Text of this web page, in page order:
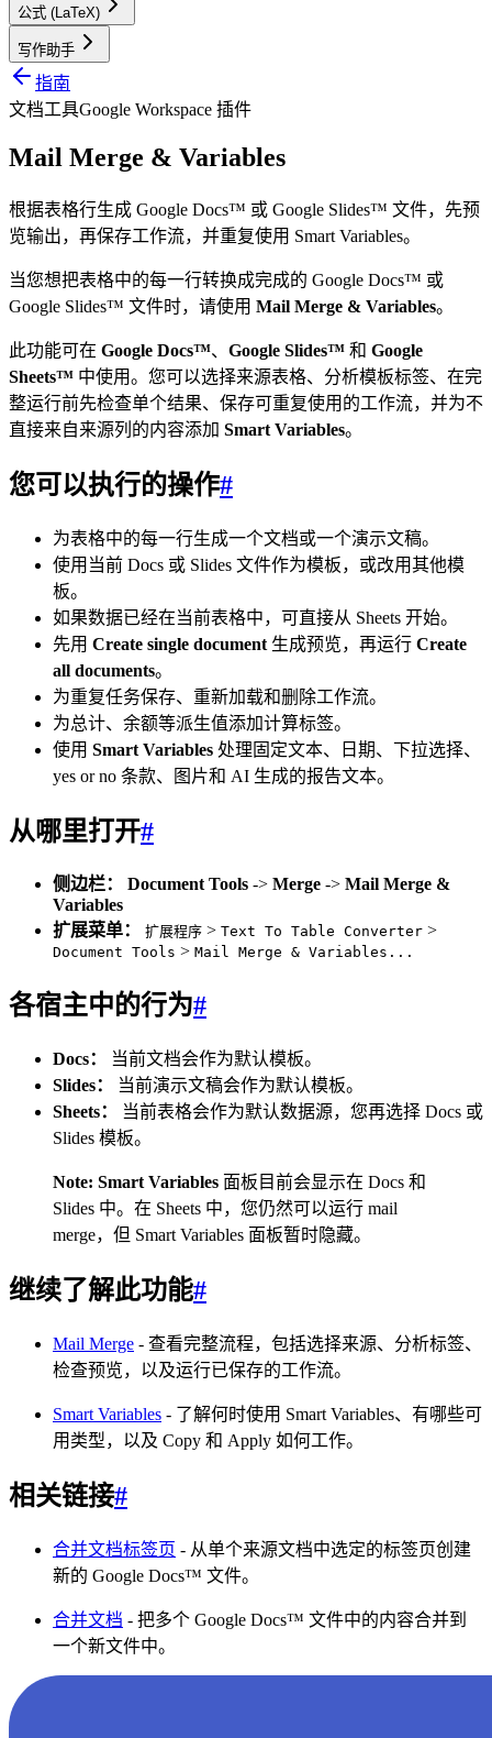
公式 (LaTeX)
写作助手
指南
文档工具Google Workspace 插件
Mail Merge & Variables
根据表格行生成 Google Docs™ 或 Google Slides™ 文件，先预
览输出，再保存工作流，并重复使用 Smart Variables。
当您想把表格中的每一行转换成完成的 Google Docs™ 或
Google Slides™ 文件时，请使用 Mail Merge & Variables。
此功能可在 Google Docs™、 Google Slides™ 和 Google
Sheets™ 中使用。您可以选择来源表格、分析模板标签、在完
整运行前先检查单个结果、保存可重复使用的工作流，并为不
直接来自来源列的内容添加 Smart Variables。
您可以执行的操作#
为表格中的每一行生成一个文档或一个演示文稿。
使用当前 Docs 或 Slides 文件作为模板，或改用其他模
板。
如果数据已经在当前表格中，可直接从 Sheets 开始。
先用 Create single document 生成预览，再运行 Create
all documents。
为重复任务保存、重新加载和删除工作流。
为总计、余额等派生值添加计算标签。
使用 Smart Variables 处理固定文本、日期、下拉选择、
yes or no 条款、图片和 AI 生成的报告文本。
从哪里打开#
侧边栏： Document Tools -> Merge -> Mail Merge &
Variables
扩展菜单：
扩展程序 > Text To Table Converter >
Document Tools > Mail Merge & Variables...
各宿主中的行为#
Docs：
当前文档会作为默认模板。
Slides：
当前演示文稿会作为默认模板。
Sheets：
当前表格会作为默认数据源，您再选择 Docs 或
Slides 模板。
Note: Smart Variables 面板目前会显示在 Docs 和
Slides 中。在 Sheets 中，您仍然可以运行 mail
merge，但 Smart Variables 面板暂时隐藏。
继续了解此功能#
Mail Merge - 查看完整流程，包括选择来源、分析标签、
检查预览，以及运行已保存的工作流。
Smart Variables - 了解何时使用 Smart Variables、有哪些可
用类型，以及 Copy 和 Apply 如何工作。
相关链接#
合并文档标签页 - 从单个来源文档中选定的标签页创建
新的 Google Docs™ 文件。
合并文档 - 把多个 Google Docs™ 文件中的内容合并到
一个新文件中。